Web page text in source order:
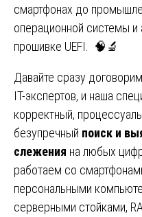
смартфонах до
операционной системы и
прошивке UEFI. 🧠🔬
Давайте сразу
IT-экспертов, и наша
корректный,
безупречный поиск и
слежения на любых
работаем со
персональными
серверными стойками,